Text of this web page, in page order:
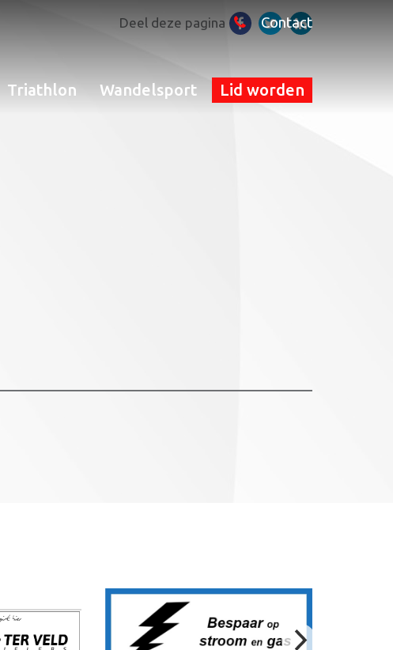
Contact
Triathlon Wandelsport Lid worden
Deel deze pagina